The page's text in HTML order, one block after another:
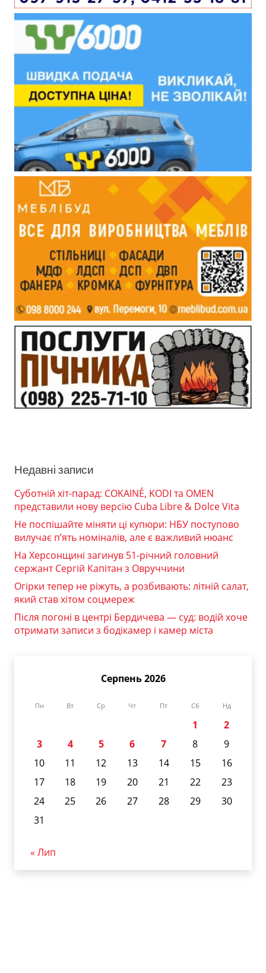
Недавні записи
Суботній хіт-парад: COKAINÉ, KODI та OMEN
представили нову версію Cuba Libre & Dolce Vita
Не поспішайте міняти ці купюри: НБУ поступово
вилучає п’ять номіналів, але є важливий нюанс
На Херсонщині загинув 51-річний головний
сержант Сергій Капітан з Овруччини
Огірки тепер не ріжуть, а розбивають: літній салат,
який став хітом соцмереж
Після погоні в центрі Бердичева — суд: водій хоче
отримати записи з бодікамер і камер міста
Серпень 2026
Пн Вт Ср Чт Пт Сб Нд
1
2
3
4 5 6 7 8
9
10
11 12 13 14 15
16
17
18 19 20 21 22
23
24
25 26 27 28 29
30
31
« Лип